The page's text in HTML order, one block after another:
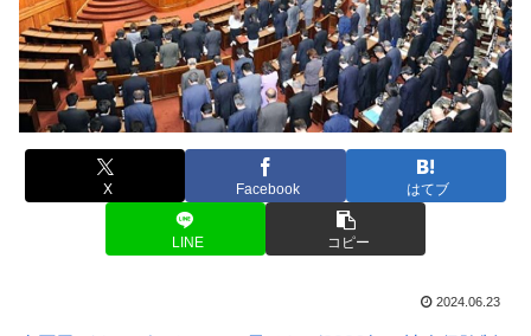
X Facebook はてブ
LINE コピー
2024.06.23